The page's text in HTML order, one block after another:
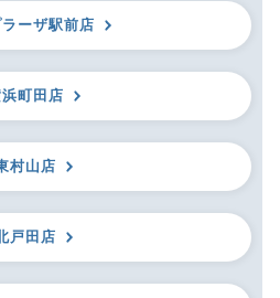
ーザ駅前店
町田店
村山店
戸田店